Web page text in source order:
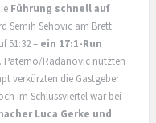
Führung schnell auf
Semih Sehovic am Brett
51:32 – ein 17:1-Run
. Paterno/Radanovic nutzten
verkürzten die Gastgeber
im Schlussviertel war bei
Luca Gerke und